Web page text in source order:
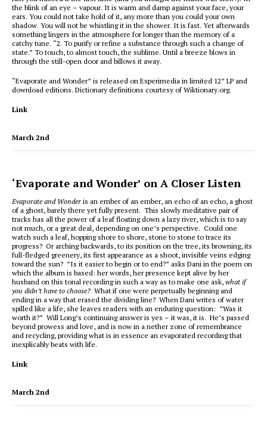
the blink of an eye – vapour. It is warm and damp against your face, your
ears. You could not take hold of it, any more than you could your own
shadow. You will not be whistling it in the shower. It is fast. Yet afterwards
something lingers in the atmosphere for longer than the memory of a
catchy tune. “2. To purify or refine a substance through such a change of
state.” To touch, to almost touch, the sublime. Until a breeze blows in
through the still-open door and billows it away.
“Evaporate and Wonder” is released on Experimedia in limited 12” LP and
download editions. Dictionary definitions courtesy of Wiktionary.org.
Link
March 2nd
‘Evaporate and Wonder’ on A Closer Listen
Evaporate and Wonder is an ember of an ember, an echo of an echo, a ghost
of a ghost, barely there yet fully present. This slowly meditative pair of
tracks has all the power of a leaf floating down a lazy river, which is to say
not much, or a great deal, depending on one’s perspective. Could one
watch such a leaf, hopping shore to shore, stone to stone to trace its
progress? Or arching backwards, to its position on the tree, its browning, its
full-fledged greenery, its first appearance as a shoot, invisible veins edging
toward the sun? ”Is it easier to begin or to end?” asks Dani in the poem on
which the album is based: her words, her presence kept alive by her
husband on this tonal recording in such a way as to make one ask, what if
you didn’t have to choose? What if one were perpetually beginning and
ending in a way that erased the dividing line? When Dani writes of water
spilled like a life, she leaves readers with an enduring question: ”Was it
worth it?” Will Long’s continuing answer is yes – it was, it is. He’s passed
beyond prowess and love, and is now in a nether zone of remembrance
and recycling, providing what is in essence an evaporated recording that
inexplicably beats with life.
Link
March 2nd